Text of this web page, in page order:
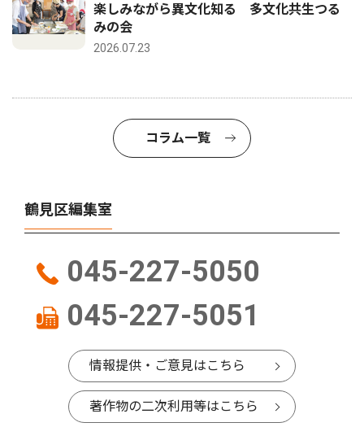
楽しみながら異文化知る 多文化共生つる
みの会
2026.07.23
コラム一覧
鶴見区編集室
045-227-5050
045-227-5051
情報提供・ご意見はこちら
著作物の二次利用等はこちら